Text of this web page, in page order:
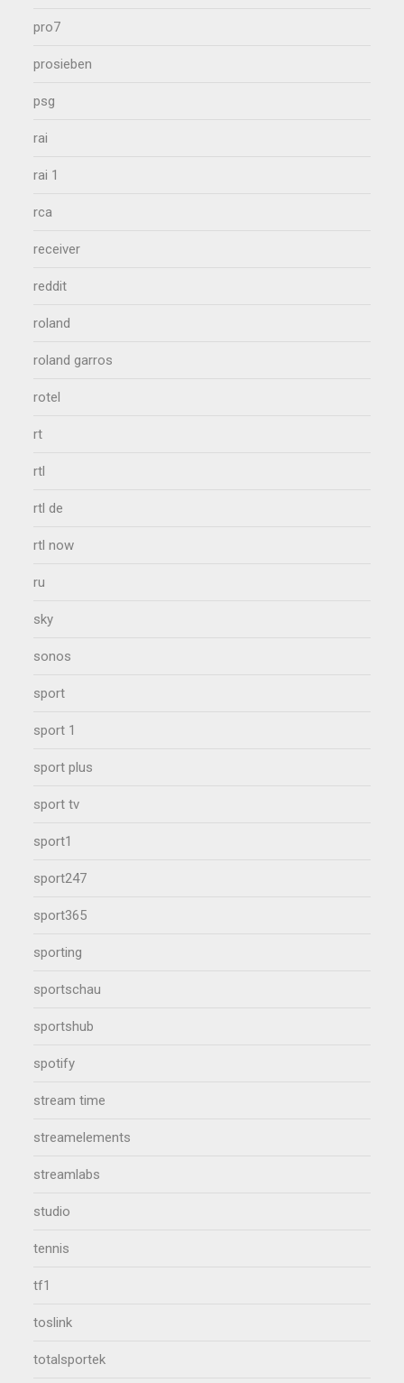
pro7
prosieben
psg
rai
rai 1
rca
receiver
reddit
roland
roland garros
rotel
rt
rtl
rtl de
rtl now
ru
sky
sonos
sport
sport 1
sport plus
sport tv
sport1
sport247
sport365
sporting
sportschau
sportshub
spotify
stream time
streamelements
streamlabs
studio
tennis
tf1
toslink
totalsportek